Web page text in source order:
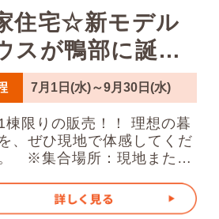
家全体が水筒のよ
を逃さないようにしていま
基本的に機密性や断熱性が低
の住宅もそこまで
れておりませんでした。
、大体の方の今現在の電気
も安くなります！ 24時間
ぱなしでも、月々の電気代
お家 気になりません
住宅☆新モデル
スが鴨部に誕
7月1日(水)～9月30日(水)
限りの販売！！ 理想の暮
、ぜひ現地で体感してくだ
たは
いお
せください。 そして桧